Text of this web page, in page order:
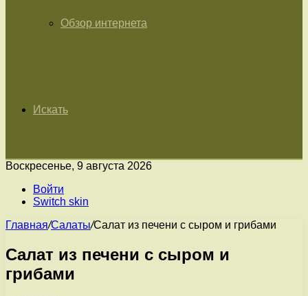
Обзор интернета
Искать
Воскресенье, 9 августа 2026
Войти
Switch skin
Главная/Салаты/Салат из печени с сыром и грибами
Салат из печени с сыром и
грибами